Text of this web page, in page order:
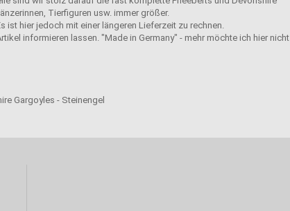
Tierfiguren usw. immer größer.
ist hier jedoch mit einer längeren Lieferzeit zu rechnen.
informieren lassen. "Made in Germany" - mehr möchte ich hier nicht
Gargoyles - Steinengel